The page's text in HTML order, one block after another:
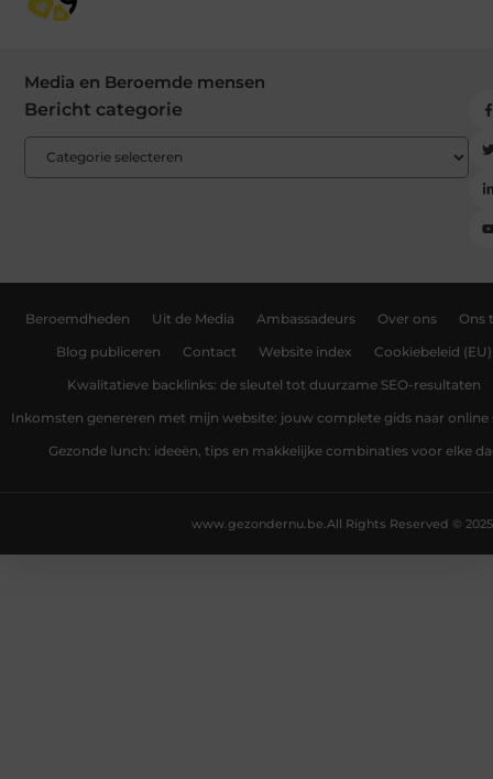
Media en Beroemde mensen
Bericht categorie
Beroemdheden Uit de Media Ambassadeurs Over ons Ons
Blog publiceren Contact Website index Cookiebeleid (EU)
Kwalitatieve backlinks: de sleutel tot duurzame SEO-resultaten
Inkomsten genereren met mijn website: jouw complete gids naar online
Gezonde lunch: ideeën, tips en makkelijke combinaties voor elke
All Rights Reserved © 2025
www.gezondernu.be.